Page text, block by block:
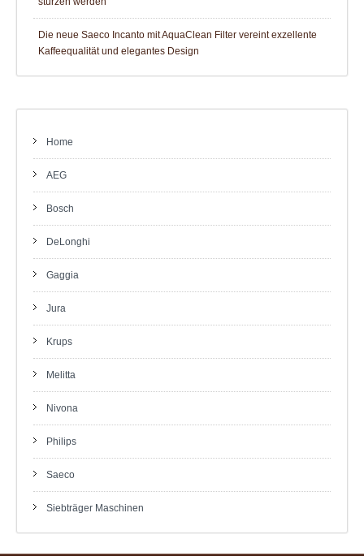
Die neue Saeco Incanto mit AquaClean Filter vereint exzellente
Kaffeequalität und elegantes Design
Home
AEG
Bosch
DeLonghi
Gaggia
Jura
Krups
Melitta
Nivona
Philips
Saeco
Siebträger Maschinen